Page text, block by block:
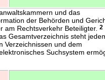
und das
der Behörden und
am Rechtsverkehr Beteiligter.2
Gesamtverzeichnis steht
Verzeichnissen und dem
Suchsystem